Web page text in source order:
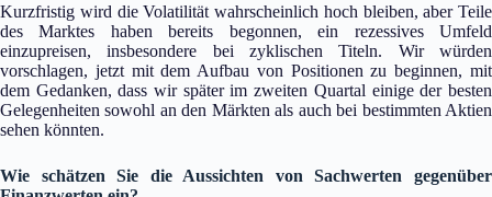
Kurzfristig wird die Volatilität wahrscheinlich hoch bleiben, aber Teile
des Marktes haben bereits begonnen, ein rezessives Umfeld
einzupreisen, insbesondere bei zyklischen Titeln. Wir würden
vorschlagen, jetzt mit dem Aufbau von Positionen zu beginnen, mit
dem Gedanken, dass wir später im zweiten Quartal einige der besten
Gelegenheiten sowohl an den Märkten als auch bei bestimmten Aktien
sehen könnten.
Wie schätzen Sie die Aussichten von Sachwerten gegenüber